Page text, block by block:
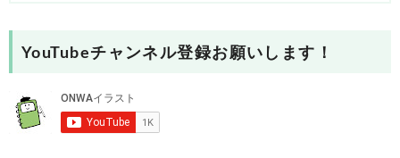
YouTubeチャンネル登録お願いします！